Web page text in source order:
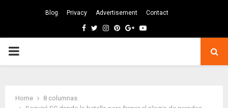
Blog Privacy Advertisement Contact
Facebook
TwitterInstagram
Pinterest
GoogleYoutube
PRIMARY
Home
8 columnas